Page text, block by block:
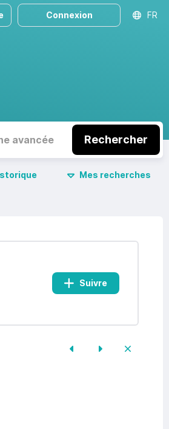
Connexion FR
avancée Rechercher
Mes recherches
Suivre